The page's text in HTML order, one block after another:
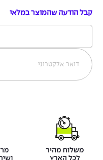
קבל הודעה שהמוצר במלאי